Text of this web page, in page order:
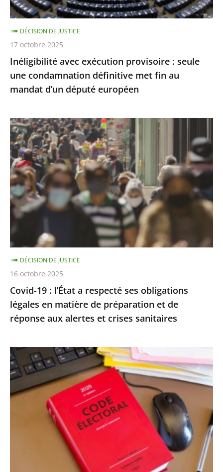
définitive
met
fin
au
mandat
d’un
député
Inéligibilité avec exécution provisoire : seule
une condamnation définitive met fin au
mandat d’un député européen
DÉCISION DE JUSTICE
17 octobre 2025
Covid-
19
:
l’État
a
respecté
ses
obligations
légales
en
matière
de
préparation
et
de
aux
alertes
et
crises
sanitaires
Covid-19 : l’État a respecté ses obligations
légales en matière de préparation et de
réponse aux alertes et crises sanitaires
DÉCISION DE JUSTICE
16 octobre 2025
Exécution
provisoire
d’une
peine
d’inéligibilité